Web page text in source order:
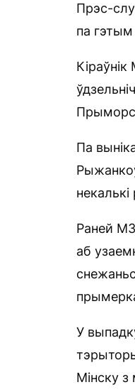
Прэс-
па гэтым
Па
Раней
аб
У
Мінску